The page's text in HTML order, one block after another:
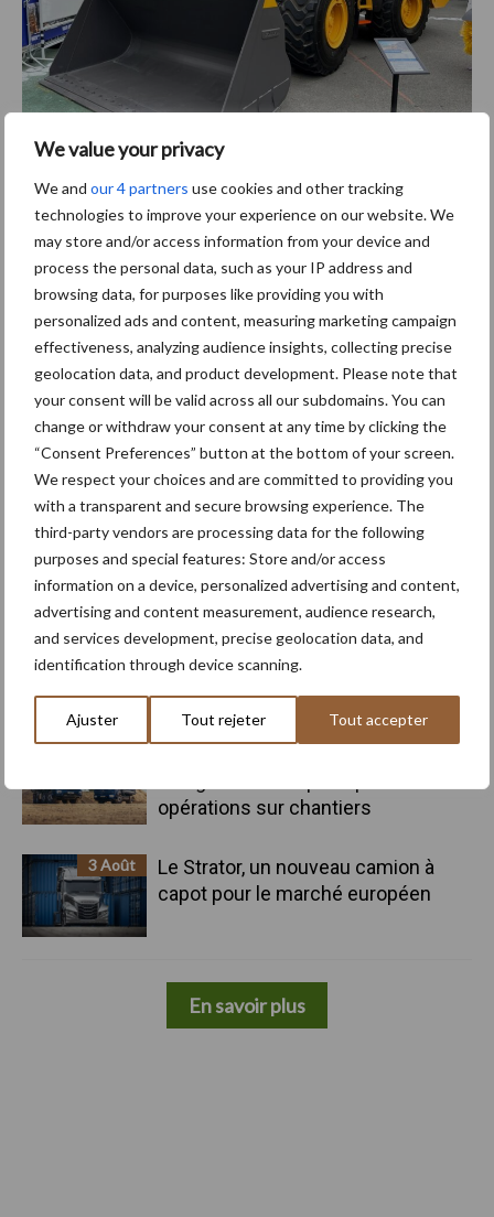
We value your privacy
We and our 4 partners use cookies and other tracking
technologies to improve your experience on our website. We
may store and/or access information from your device and
process the personal data, such as your IP address and
browsing data, for purposes like providing you with
personalized ads and content, measuring marketing campaign
effectiveness, analyzing audience insights, collecting precise
geolocation data, and product development. Please note that
your consent will be valid across all our subdomains. You can
change or withdraw your consent at any time by clicking the
“Consent Preferences” button at the bottom of your screen.
We respect your choices and are committed to providing you
with a transparent and secure browsing experience. The
third-party vendors are processing data for the following
purposes and special features: Store and/or access
information on a device, personalized advertising and content,
advertising and content measurement, audience research,
and services development, precise geolocation data, and
identification through device scanning.
Ajuster Tout rejeter Tout accepter
Volvo L120 Electric à Matexpo 2025.
Source :Volvo CE
Illustrations : Antoine Van Houtte
Barre
latérale
principale
Nouvelles récentes du
secteur
Nouvelles récentes tous
les secteurs
5 Août
La Foire de Libramont et Demo
Forest 2026 en images
5 Août
Le premier Kverneland Optima SX
Geoforce de Wallonie chez JCO
Lapraille
4 Août
Bovimove : une traçabilité simple,
sans faille et fiable des transports
bovins
opérations sur chantiers
3 Août
Le Strator, un nouveau camion à
capot pour le marché européen
En savoir plus